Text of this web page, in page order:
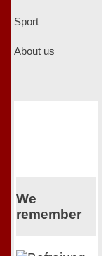
Sport
About us
We
remember